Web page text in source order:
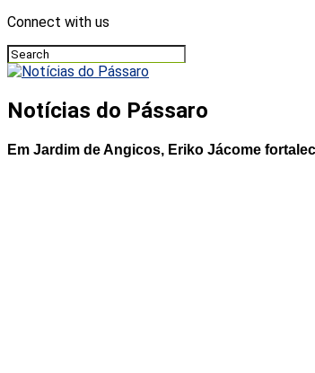
Connect with us
Notícias do Pássaro
Em Jardim de Angicos, Eriko Jácome